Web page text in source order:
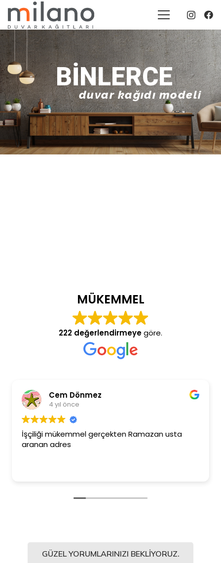
BINLERCE
duvar kağıdı modeli
MÜKEMMEL
222 değerlendirmeyegöre.
Cem Dönmez
4 yıl önce
İşçiliği mükemmel gerçekten Ramazan usta
aranan adres
GÜZEL YORUMLARINIZI BEKLIYORUZ.